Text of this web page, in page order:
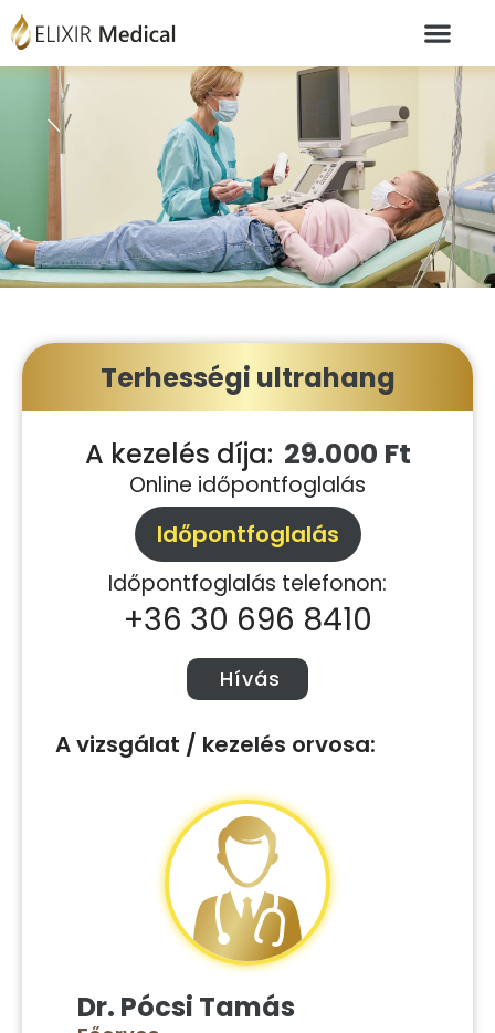
Terhességi ultrahang
A kezelés díja: 29.000 Ft
Online időpontfoglalás
Időpontfoglalás
Időpontfoglalás telefonon:
+36 30 696 8410
Hívás
A vizsgálat / kezelés orvosa:
Dr. Pócsi Tamás